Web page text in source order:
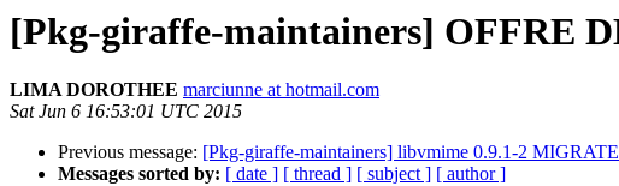
[Pkg-giraffe-maintainers] OFFRE
LIMA DOROTHEE marciunne at hotmail.com
Sat Jun 6 16:53:01 UTC 2015
Previous message: [Pkg-giraffe-maintainers] libvmime 0.9.1-2
Messages sorted by: [ date ] [ thread ] [ subject ] [ author ]